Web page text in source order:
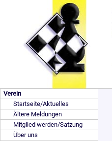
Verein
Startseite/Aktuelles
Ältere Meldungen
Mitglied werden/Satzung
Über uns